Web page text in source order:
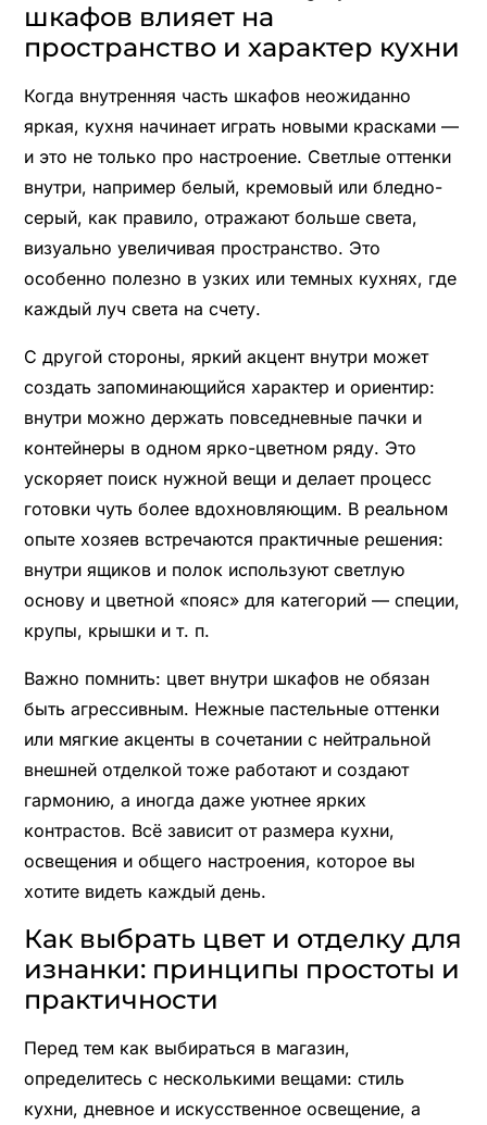
шкафов влияет на
пространство и характер кухни
Когда внутренняя часть шкафов неожиданно
яркая, кухня начинает играть новыми красками —
и это не только про настроение. Светлые оттенки
внутри, например белый, кремовый или бледно-
серый, как правило, отражают больше света,
визуально увеличивая пространство. Это
особенно полезно в узких или темных кухнях, где
каждый луч света на счету.
С другой стороны, яркий акцент внутри может
создать запоминающийся характер и ориентир:
внутри можно держать повседневные пачки и
контейнеры в одном ярко-цветном ряду. Это
ускоряет поиск нужной вещи и делает процесс
готовки чуть более вдохновляющим. В реальном
опыте хозяев встречаются практичные решения:
внутри ящиков и полок используют светлую
основу и цветной «пояс» для категорий — специи,
крупы, крышки и т. п.
Важно помнить: цвет внутри шкафов не обязан
быть агрессивным. Нежные пастельные оттенки
или мягкие акценты в сочетании с нейтральной
внешней отделкой тоже работают и создают
гармонию, а иногда даже уютнее ярких
контрастов. Всё зависит от размера кухни,
освещения и общего настроения, которое вы
хотите видеть каждый день.
Как выбрать цвет и отделку для
изнанки: принципы простоты и
практичности
Перед тем как выбираться в магазин,
определитесь с несколькими вещами: стиль
кухни, дневное и искусственное освещение, а